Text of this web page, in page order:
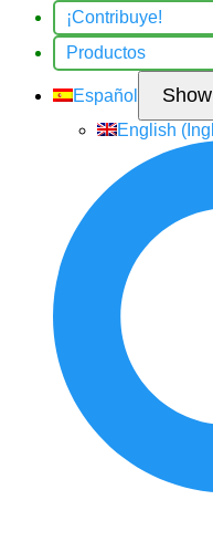
¡Contribuye!
Productos
Español
English (